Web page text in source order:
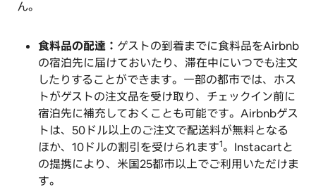
ん。
食料品の配達： ゲストの到着までに食料品をAirbnb
の宿泊先に届けておいたり、滞在中にいつでも注文
したりすることができます。一部の都市では、ホス
トがゲストの注文品を受け取り、チェックイン前に
宿泊先に補充しておくことも可能です。Airbnbゲス
トは、50ドル以上のご注文で配送料が無料となる
ほか、10ドルの割引を受けられます1。Instacartと
の提携により、米国25都市以上でご利用いただけま
す。